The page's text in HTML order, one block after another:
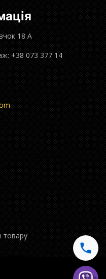
18 А
+38 073 377 14
товару